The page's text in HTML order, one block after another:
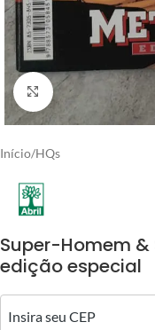
Clique para ampliar
Início/HQs
Super-Homem
edição especial